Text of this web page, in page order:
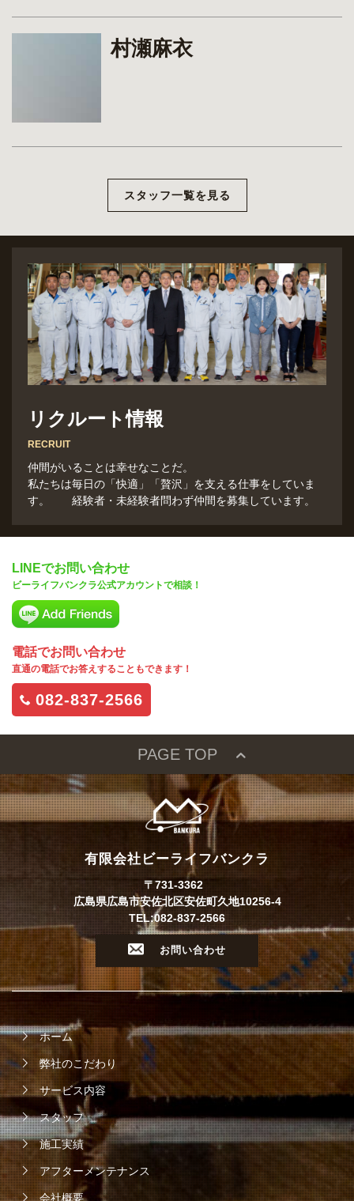
村瀬麻衣
スタッフ一覧を見る
リクルート情報
RECRUIT
仲間がいることは幸せなことだ。
私たちは毎日の「快適」「贅沢」を支える仕事をしていま
す。 経験者・未経験者問わず仲間を募集しています。
LINEでお問い合わせ
ビーライフバンクラ公式アカウントで相談！
電話でお問い合わせ
直通の電話でお答えすることもできます！
082-837-2566
PAGE TOP
有限会社ビーライフバンクラ
〒731-3362
広島県広島市安佐北区安佐町久地10256-4
TEL:082-837-2566
お問い合わせ
ホーム
弊社のこだわり
サービス内容
スタッフ
施工実績
アフターメンテナンス
会社概要